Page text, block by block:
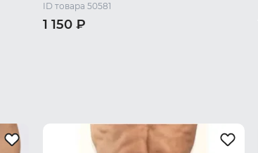
ID товара 50581
1 150 ₽